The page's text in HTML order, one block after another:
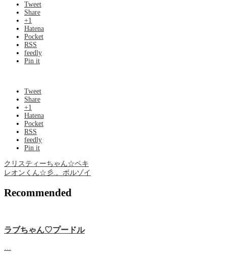
Tweet
Share
+1
Hatena
Pocket
RSS
feedly
Pin it
Tweet
Share
+1
Hatena
Pocket
RSS
feedly
Pin it
クリスティーちゃん☆ペキ
レオンくん☆彡.。ボルゾイ
Recommended
ラブちゃん♡プードル